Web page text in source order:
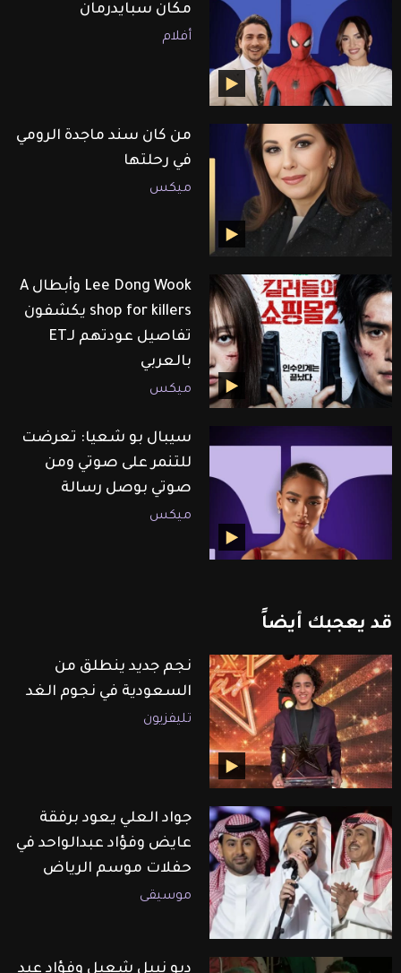
مكان سبايدرمان
أفلام
من كان سند ماجدة الرومي
في رحلتها
ميكس
Lee Dong Wook وأبطال A
shop for killers يكشفون
تفاصيل عودتهم لـET
بالعربي
ميكس
سيبال بو شعيا: تعرضت
للتنمر على صوتي ومن
صوتي بوصل رسالة
ميكس
قد يعجبك أيضاً
نجم جديد ينطلق من
السعودية في نجوم الغد
تليفزيون
جواد العلي يعود برفقة
عايض وفؤاد عبدالواحد في
حفلات موسم الرياض
موسيقى
ديو نبيل شعيل وفؤاد عبد